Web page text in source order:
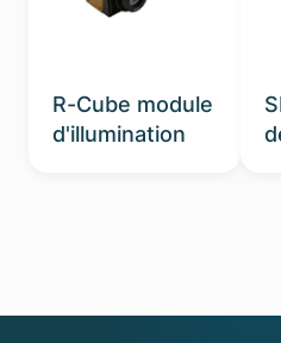
R-Cube module
d'illumination